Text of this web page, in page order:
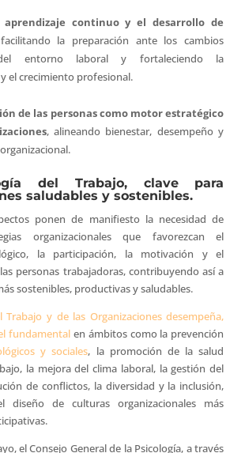
aprendizaje continuo y el desarrollo de
la preparación ante los cambios
entorno laboral y fortaleciendo la
el crecimiento profesional.
de las personas como motor estratégico
, alineando bienestar, desempeño y
del Trabajo, clave para
saludables y sostenibles.
ponen de manifiesto la necesidad de
organizacionales que favorezcan el
la participación, la motivación y el
personas trabajadoras, contribuyendo así a
sostenibles, productivas y saludables.
Trabajo y de las Organizaciones desempeña,
fundamental en ámbitos como la prevención
y sociales, la promoción de la salud
la mejora del clima laboral, la gestión del
de conflictos, la diversidad y la inclusión,
de culturas organizacionales más
el Consejo General de la Psicología, a través